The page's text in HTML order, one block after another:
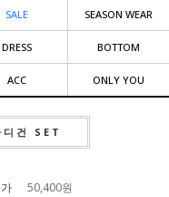
SALE SEASON WEAR
DRESS BOTTOM
ACC ONLY YOU
건 SET
50,400원